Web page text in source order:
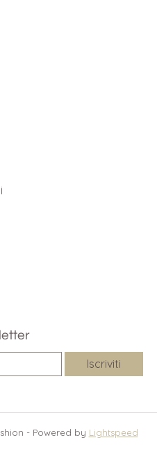
Iscriviti
- Powered by Lightspeed